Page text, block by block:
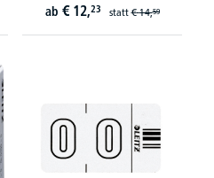
ab € 12,23 statt€ 14,59